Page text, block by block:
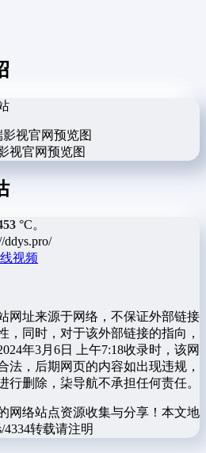
视官网预览图
°C。
视频
网址来源于网络，不保证外部链接
，同时，对于该外部链接的指向，
年3月6日 上午7:18收录时，该网
法，后期网页的内容如出现违规，
行删除，柒导航不承担任何责任。
网络站点资源收集与分享！ 本文地
4334转载请注明